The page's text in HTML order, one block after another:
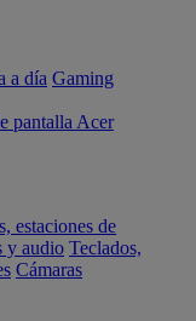
a día Gaming
pantalla Acer
estaciones de
y audio Teclados,
Cámaras